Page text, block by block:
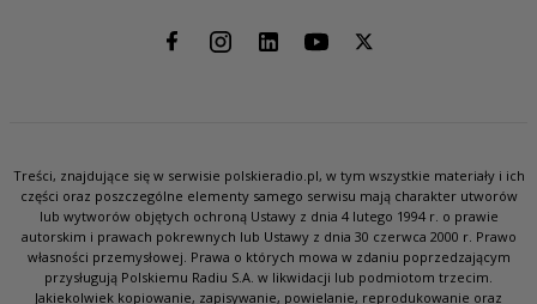
Treści, znajdujące się w serwisie polskieradio.pl, w tym wszystkie materiały i ich
części oraz poszczególne elementy samego serwisu mają charakter utworów
lub wytworów objętych ochroną Ustawy z dnia 4 lutego 1994 r. o prawie
autorskim i prawach pokrewnych lub Ustawy z dnia 30 czerwca 2000 r. Prawo
własności przemysłowej. Prawa o których mowa w zdaniu poprzedzającym
przysługują Polskiemu Radiu S.A. w likwidacji lub podmiotom trzecim.
Jakiekolwiek kopiowanie, zapisywanie, powielanie, reprodukowanie oraz